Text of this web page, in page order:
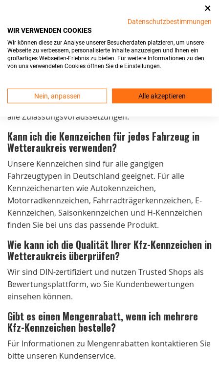
Donnerstag und bis 14 Uhr am Freitag versenden wir
die Kennzeichen noch am selben Tag. Der Versand ist
kostenlos und die Lieferung erfolgt in der Regel
innerhalb von 24 Stunden.
zulassungsfähig?
Ja, unsere Kennzeichen sind DIN-zertifiziert und erfüllen
alle Zulassungsvoraussetzungen.
Kann ich die Kennzeichen für jedes Fahrzeug in
Wetteraukreis verwenden?
Unsere Kennzeichen sind für alle gängigen
Fahrzeugtypen in Deutschland geeignet. Für alle
Kennzeichenarten wie Autokennzeichen,
Motorradkennzeichen, Fahrradträgerkennzeichen, E-
Kennzeichen, Saisonkennzeichen und H-Kennzeichen
finden Sie bei uns das passende Produkt.
Wie kann ich die Qualität Ihrer Kfz-Kennzeichen in
Wetteraukreis überprüfen?
Wir sind DIN-zertifiziert und nutzen Trusted Shops als
Bewertungsplattform, wo Sie Kundenbewertungen
einsehen können.
Gibt es einen Mengenrabatt, wenn ich mehrere
Kfz-Kennzeichen bestelle?
Für Informationen zu Mengenrabatten kontaktieren Sie
bitte unseren Kundenservice.
Datenschutzbestimmungen
WIR VERWENDEN COOKIES
Wir können diese zur Analyse unserer Besucherdaten platzieren, um unsere
Webseite zu verbessern, personalisierte Inhalte anzuzeigen und Ihnen ein
großartiges Webseiten-Erlebnis zu bieten. Für weitere Informationen zu den
von uns verwendeten Cookies öffnen Sie die Einstellungen.
Nein, anpassen Alle akzeptieren